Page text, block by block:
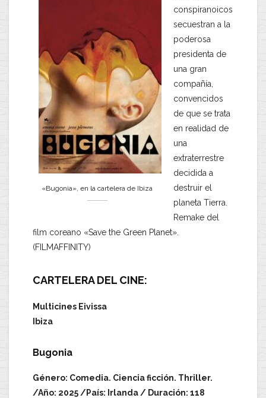
«Bugonia», en la cartelera de Ibiza
conspiranoicos
secuestran a la
poderosa
presidenta de
una gran
compañía,
convencidos
de que se trata
en realidad de
una
extraterrestre
decidida a
destruir el
planeta Tierra.
Remake del
film coreano «Save the Green Planet».
(FILMAFFINITY)
CARTELERA DEL CINE:
Multicines Eivissa
Ibiza
Bugonia
Género: Comedia. Ciencia ficción. Thriller.
/Año: 2025 /País: Irlanda / Duración: 118